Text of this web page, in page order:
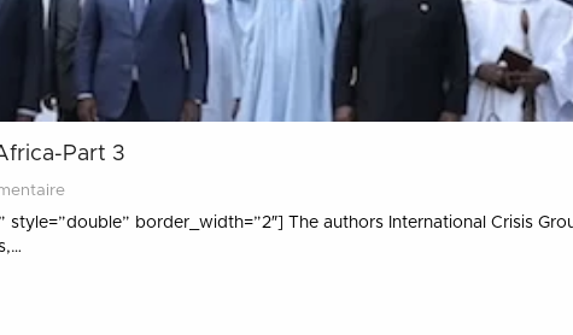
Part 3
border_width=”2″] The authors International Crisis